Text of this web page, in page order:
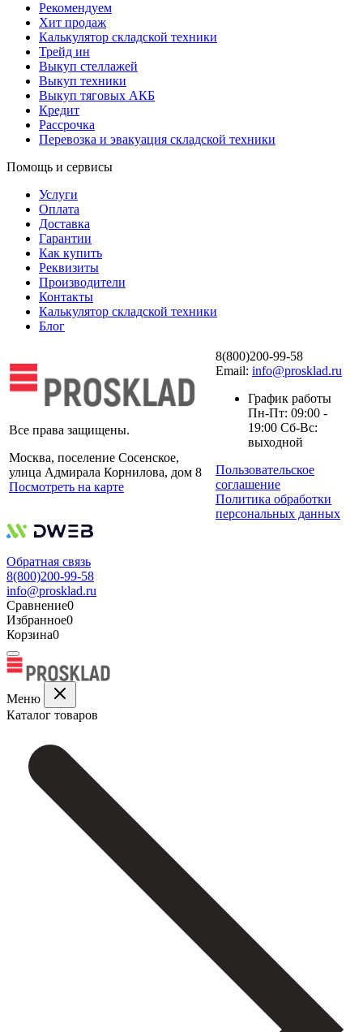
Рекомендуем
Хит продаж
Калькулятор складской техники
Трейд ин
Выкуп стеллажей
Выкуп техники
Выкуп тяговых АКБ
Кредит
Рассрочка
Перевозка и эвакуация складской техники
Помощь и сервисы
Услуги
Оплата
Доставка
Гарантии
Как купить
Реквизиты
Производители
Контакты
Калькулятор складской техники
Блог
Все права защищены.
Москва, поселение Сосенское,
улица Адмирала Корнилова, дом 8
Посмотреть на карте
8(800)200-99-58
Email: info@prosklad.ru
График работы
Пн-Пт: 09:00 -
19:00 Сб-Вс:
выходной
Пользовательское
соглашение
Политика обработки
персональных данных
Обратная связь
8(800)200-99-58
info@prosklad.ru
Сравнение0
Избранное0
Корзина0
Меню
Каталог товаров